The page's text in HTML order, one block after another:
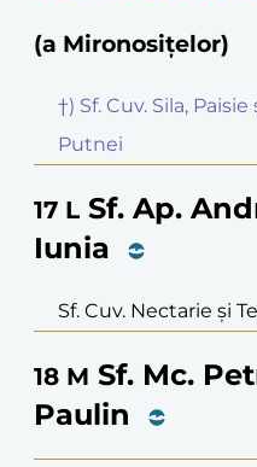
(a Mironosițelor)
†) Sf. Cuv. Sila,
Putnei
17 L Sf. Ap.
Iunia
Sf. Cuv. Nectarie și
18 M Sf. Mc.
Paulin